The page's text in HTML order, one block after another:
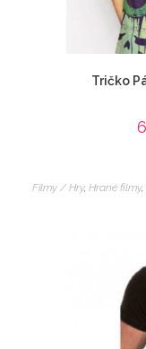
Tričko
Filmy / Hry, Hrané filmy,